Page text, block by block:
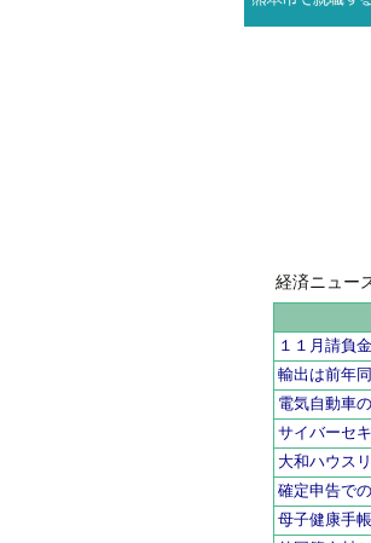
経済ニュー
１１月請負
輸出は前年
電気自動車
サイバーセ
大和ハウス
確定申告で
母子健康手